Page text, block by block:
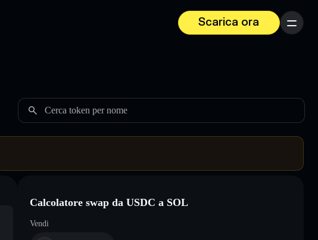
Scarica ora
Menu
Cerca token per nome
Calcolatore swap da USDC a SOL
Vendi